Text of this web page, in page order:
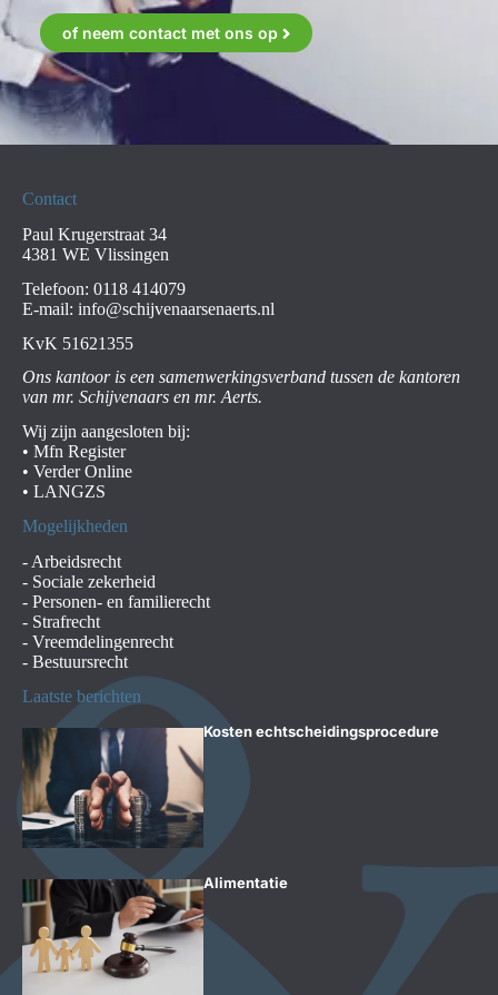
of neem contact met ons op
Contact
Paul Krugerstraat 34
4381 WE Vlissingen
Telefoon: 0118 414079
E-mail: info@schijvenaarsenaerts.nl
KvK 51621355
Ons kantoor is een samenwerkingsverband tussen de kantoren
van mr. Schijvenaars en mr. Aerts.
Wij zijn aangesloten bij:
• Mfn Register
• Verder Online
• LANGZS
Mogelijkheden
- Arbeidsrecht
- Sociale zekerheid
- Personen- en familierecht
- Strafrecht
- Vreemdelingenrecht
- Bestuursrecht
Laatste berichten
Kosten echtscheidingsprocedure
Alimentatie